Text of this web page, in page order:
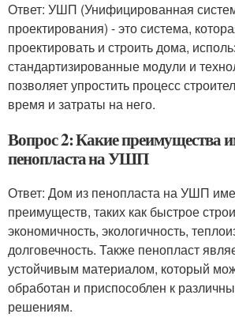
Ответ: УШП (Унифицированная
проектирования) - это система,
проектировать и строить дома,
стандартизированные модули и
позволяет упростить процесс
время и затраты на него.
Вопрос 2: Какие преимущества
пенопласта на УШП
Ответ: Дом из пенопласта на УШП
преимуществ, таких как быстрое
экономичность, экологичность,
долговечность. Также пенопласт
устойчивым материалом, который
обработан и приспособлен к
решениям.